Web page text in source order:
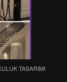
TASARIMI